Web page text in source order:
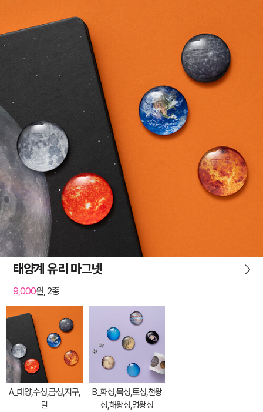
태양계 유리 마그넷
9,000원, 2종
A_태양,수성,금성,지구,
달
B_화성,목성,토성,천왕
성,해왕성,명왕성